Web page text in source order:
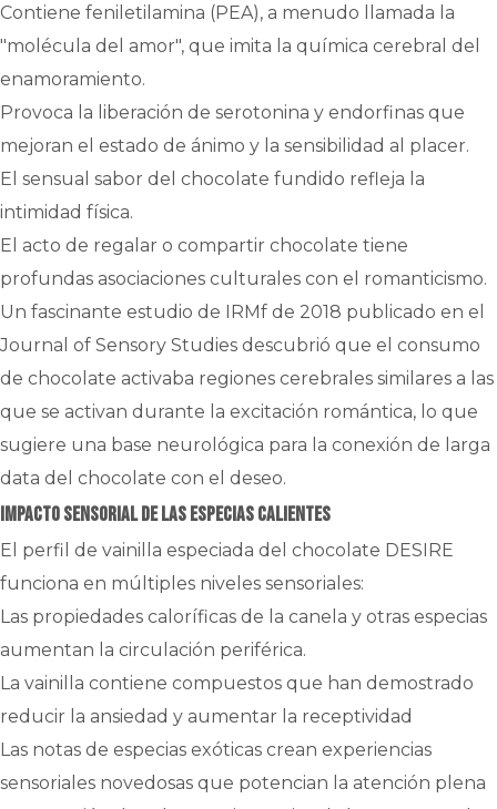
Contiene feniletilamina (PEA), a menudo llamada la
"molécula del amor", que imita la química cerebral del
enamoramiento.
Provoca la liberación de serotonina y endorfinas que
mejoran el estado de ánimo y la sensibilidad al placer.
El sensual sabor del chocolate fundido refleja la
intimidad física.
El acto de regalar o compartir chocolate tiene
profundas asociaciones culturales con el romanticismo.
Un fascinante estudio de IRMf de 2018 publicado en el
Journal of Sensory Studies descubrió que el consumo
de chocolate activaba regiones cerebrales similares a las
que se activan durante la excitación romántica, lo que
sugiere una base neurológica para la conexión de larga
data del chocolate con el deseo.
Impacto sensorial de las especias calientes
El perfil de vainilla especiada del chocolate DESIRE
funciona en múltiples niveles sensoriales:
Las propiedades caloríficas de la canela y otras especias
aumentan la circulación periférica.
La vainilla contiene compuestos que han demostrado
reducir la ansiedad y aumentar la receptividad
Las notas de especias exóticas crean experiencias
sensoriales novedosas que potencian la atención plena